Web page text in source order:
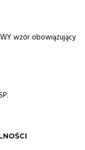
wzór obowiązujący